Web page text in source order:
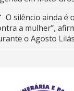
O silêncio ainda é
a mulher”,
o Agosto Lilás